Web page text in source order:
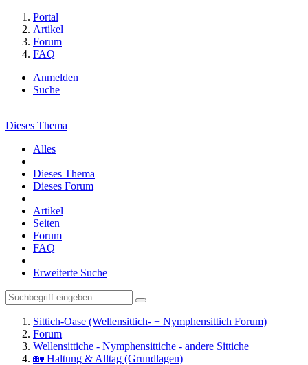
Portal
Artikel
Forum
FAQ
Anmelden
Suche
Dieses Thema
Alles
Dieses Thema
Dieses Forum
Artikel
Seiten
Forum
FAQ
Erweiterte Suche
Sittich-Oase (Wellensittich- + Nymphensittich Forum)
Forum
Wellensittiche - Nymphensittiche - andere Sittiche
🏡 Haltung & Alltag (Grundlagen)